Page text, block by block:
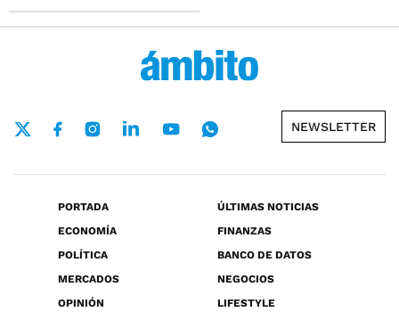
NEWSLETTER
PORTADA
ÚLTIMAS NOTICIAS
ECONOMÍA
FINANZAS
POLÍTICA
BANCO DE DATOS
MERCADOS
NEGOCIOS
OPINIÓN
LIFESTYLE